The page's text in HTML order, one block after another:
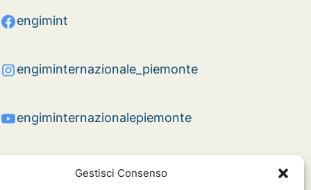
Gestisci Consenso
engimint
engiminternazionale_piemonte
engiminternazionalepiemonte